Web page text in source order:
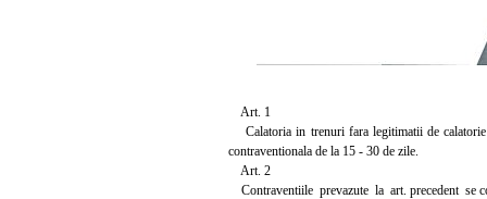
Art. 1
Calatoria in trenuri fara legitimatii de
contraventionala de la 15 - 30 de zile.
Art. 2
Contraventiile prevazute la art. precedent se